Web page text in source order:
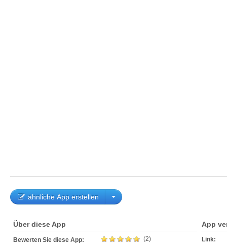
ähnliche App erstellen
Über diese App
Bewerten Sie diese App: (2)
App
Link: